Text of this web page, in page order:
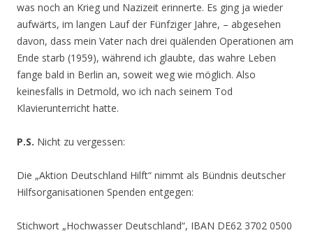
was noch an Krieg und Nazizeit erinnerte. Es ging ja wieder
aufwärts, im langen Lauf der Fünfziger Jahre, – abgesehen
davon, dass mein Vater nach drei quälenden Operationen am
Ende starb (1959), während ich glaubte, das wahre Leben
fange bald in Berlin an, soweit weg wie möglich. Also
keinesfalls in Detmold, wo ich nach seinem Tod
Klavierunterricht hatte.
P.S. Nicht zu vergessen:
Die „Aktion Deutschland Hilft“ nimmt als Bündnis deutscher
Hilfsorganisationen Spenden entgegen:
Stichwort „Hochwasser Deutschland“, IBAN DE62 3702 0500